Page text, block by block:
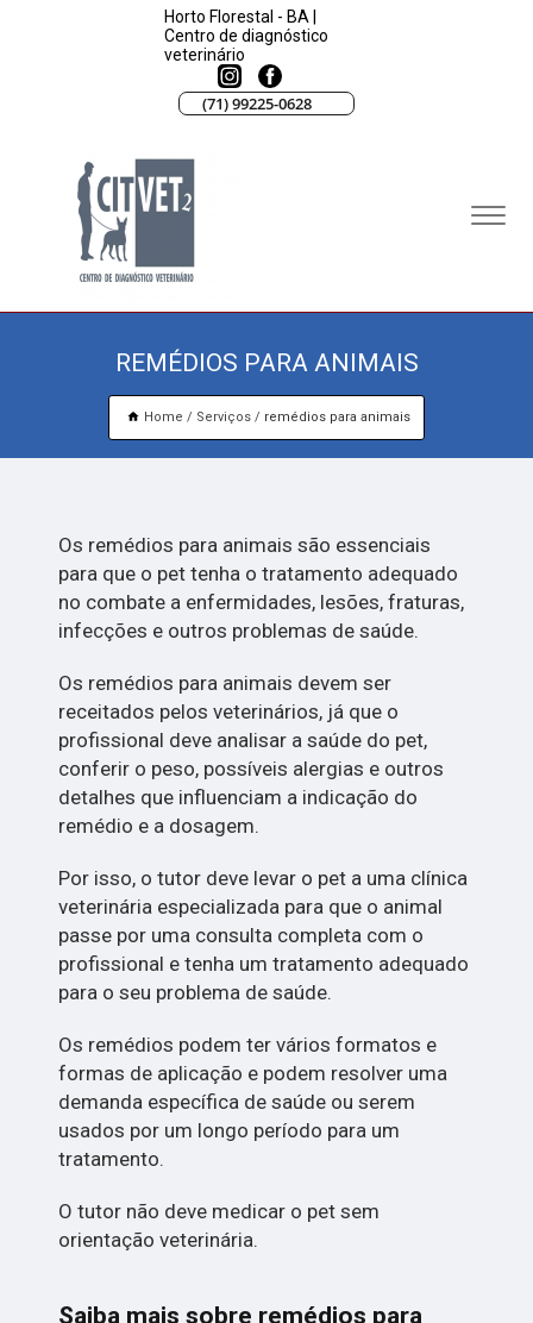
Horto Florestal - BA |
Centro de diagnóstico
veterinário
(71) 99225-0628
REMÉDIOS PARA ANIMAIS
Home Serviços remédios para animais
Os remédios para animais são essenciais
para que o pet tenha o tratamento adequado
no combate a enfermidades, lesões, fraturas,
infecções e outros problemas de saúde.
Os remédios para animais devem ser
receitados pelos veterinários, já que o
profissional deve analisar a saúde do pet,
conferir o peso, possíveis alergias e outros
detalhes que influenciam a indicação do
remédio e a dosagem.
Por isso, o tutor deve levar o pet a uma clínica
veterinária especializada para que o animal
passe por uma consulta completa com o
profissional e tenha um tratamento adequado
para o seu problema de saúde.
Os remédios podem ter vários formatos e
formas de aplicação e podem resolver uma
demanda específica de saúde ou serem
usados por um longo período para um
tratamento.
O tutor não deve medicar o pet sem
orientação veterinária.
Saiba mais sobre remédios para